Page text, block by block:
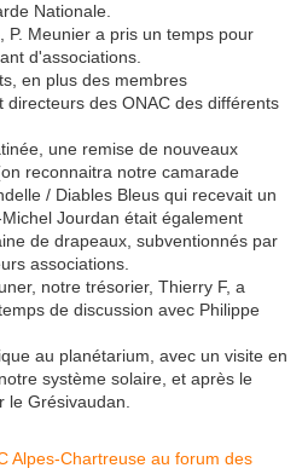
Nationale.
P. Meunier a pris un temps pour
d'associations.
en plus des membres
directeurs des ONAC des différents
une remise de nouveaux
reconnaitra notre camarade
/ Diables Bleus qui recevait un
Jourdan était également
de drapeaux, subventionnés par
associations.
notre trésorier, Thierry F, a
de discussion avec Philippe
au planétarium, avec un visite en
système solaire, et après le
le Grésivaudan.